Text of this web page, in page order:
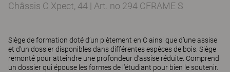
Châssis C Xpect, 44 | Art. no 294 CFRAME S
Siège de formation doté d’un piètement en C ainsi que d’une assise
et d’un dossier disponibles dans différentes espèces de bois. Siège
remonté pour atteindre une profondeur d’assise réduite. Comprend
un dossier qui épouse les formes de l’étudiant pour bien le soutenir.